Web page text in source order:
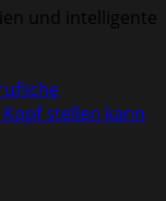
und intelligente
stellen kann